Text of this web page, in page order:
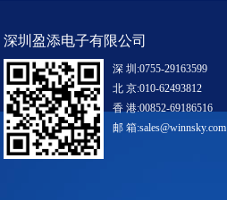
深圳盈添电子有限公司
深 圳:0755-29163599
北 京:010-62493812
香 港:00852-69186516
邮 箱:sales@winnsky.com